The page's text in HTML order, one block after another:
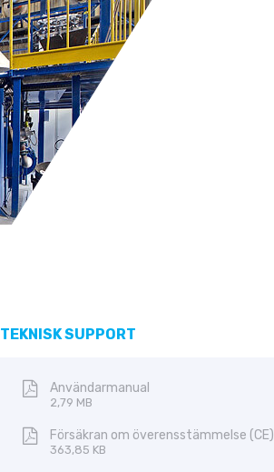
TEKNISK SUPPORT
Användarmanual
2,79 MB
Försäkran om överensstämmelse (CE)
363,85 KB